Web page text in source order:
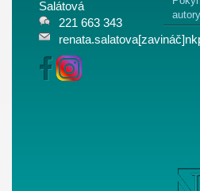
Salátová
221 663 343
autory